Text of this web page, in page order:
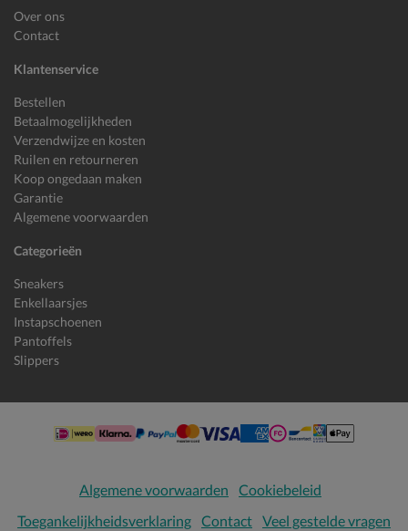
Over ons
Contact
Klantenservice
Bestellen
Betaalmogelijkheden
Verzendwijze en kosten
Ruilen en retourneren
Koop ongedaan maken
Garantie
Algemene voorwaarden
Categorieën
Sneakers
Enkellaarsjes
Instapschoenen
Pantoffels
Slippers
Algemene voorwaarden
Cookiebeleid
Toegankelijkheidsverklaring Contact Veel gestelde vragen